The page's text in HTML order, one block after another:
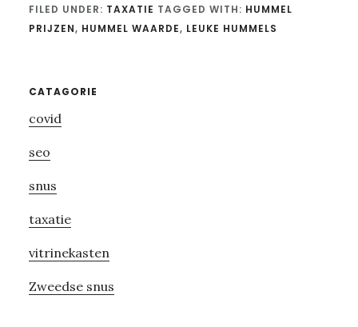
FILED UNDER: TAXATIE TAGGED WITH: HUMMEL
PRIJZEN, HUMMEL WAARDE, LEUKE HUMMELS
Primary
Sidebar
CATAGORIE
covid
seo
snus
taxatie
vitrinekasten
Zweedse snus